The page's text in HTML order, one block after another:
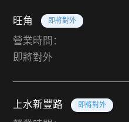
旺角 即將對外
營業時間：
即將對外
上水新豐路 即將對外